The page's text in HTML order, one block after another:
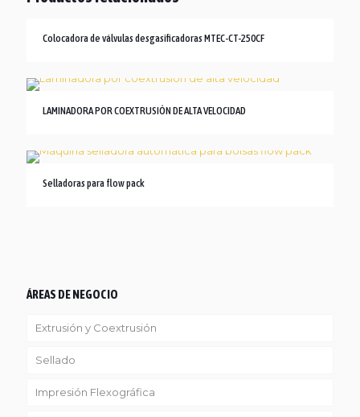
Colocadora de válvulas desgasificadoras MTEC-CT-250CF
LAMINADORA POR COEXTRUSIÓN DE ALTA VELOCIDAD
Selladoras para flow pack
ÁREAS DE NEGOCIO
Extrusión y Coextrusión
Linea Reciclaje
Sellado
Impresión Flexográfica